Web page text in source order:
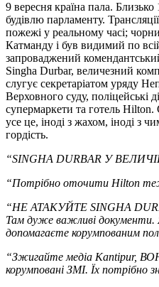
9 вересня країна пала.
будівлю парламенту.
пожежі у реальному часі;
Катманду і був видимий по
запроваджений
Singha Durbar, величезний
слугує секретаріатом уряду
Верховного суду, поліцейські
супермаркети та готель Hilton.
усе це, іноді з жахом, іноді з
гордість.
“SINGHA DURBAR У
“Потрібно оточити Hilton
“НЕ АТАКУЙТЕ SINGHA
Там дуже важливі документи.
допомагаєте корумпованим
“Зжигайте медіа Kantipur,
корумповані ЗМІ. Їх потрібно